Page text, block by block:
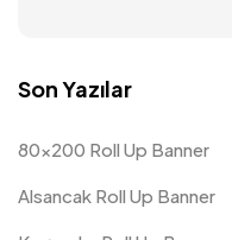
Son Yazılar
80×200 Roll Up Banner
Alsancak Roll Up Banner